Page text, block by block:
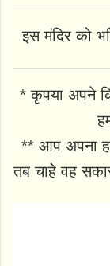
इस मंदिर को
* कृपया अपने
** आप अपना
तब चाहे वह